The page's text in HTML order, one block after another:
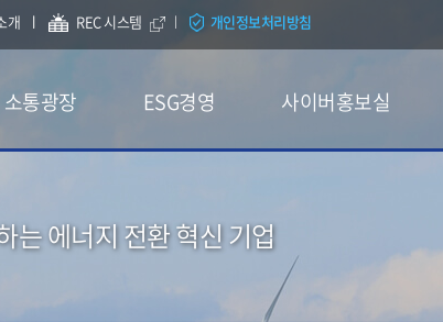
개 REC 시스템 개인정보처리방침
소통광장 ESG경영 사이버홍보실
는 에너지 전환 혁신 기업